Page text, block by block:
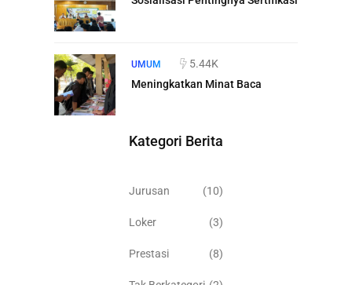
UMUM
5.44K
Meningkatkan Minat Baca
Kategori Berita
Jurusan (10)
Loker (3)
Prestasi (8)